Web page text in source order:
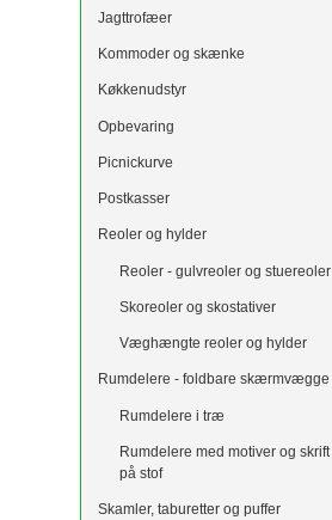
Jagttrofæer
Kommoder og skænke
Køkkenudstyr
Opbevaring
Picnickurve
Postkasser
Reoler og hylder
Reoler - gulvreoler og stuereoler
Skoreoler og skostativer
Væghængte reoler og hylder
Rumdelere - foldbare skærmvægge
Rumdelere i træ
Rumdelere med motiver og skrift
på stof
Skamler, taburetter og puffer